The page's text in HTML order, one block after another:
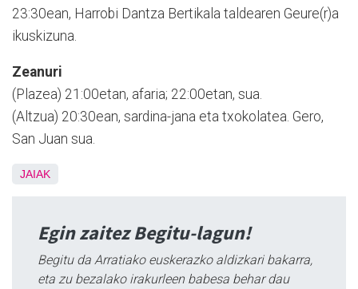
23:30ean, Harrobi Dantza Bertikala taldearen Geure(r)a
ikuskizuna.
Zeanuri
(Plazea) 21:00etan, afaria; 22:00etan, sua.
(Altzua) 20:30ean, sardina-jana eta txokolatea. Gero,
San Juan sua.
JAIAK
Egin zaitez Begitu-lagun!
Begitu da Arratiako euskerazko aldizkari bakarra,
eta zu bezalako irakurleen babesa behar dau